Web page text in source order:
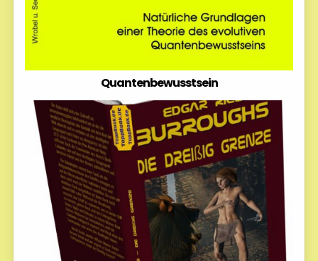
Quantenbewusstsein